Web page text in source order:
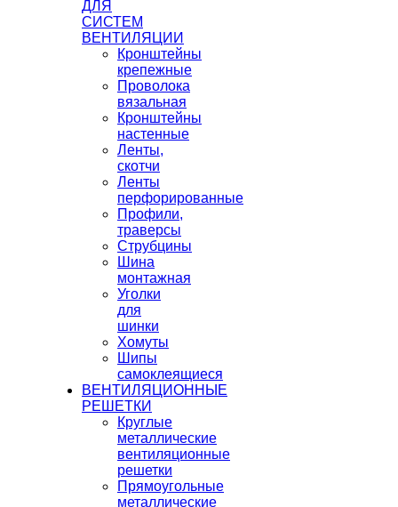
ДЛЯ
СИСТЕМ
ВЕНТИЛЯЦИИ
Кронштейны
крепежные
Проволока
вязальная
Кронштейны
настенные
Ленты,
скотчи
Ленты
перфорированные
Профили,
траверсы
Струбцины
Шина
монтажная
Уголки
для
шинки
Хомуты
Шипы
самоклеящиеся
ВЕНТИЛЯЦИОННЫЕ
РЕШЕТКИ
Круглые
металлические
вентиляционные
решетки
Прямоугольные
металлические